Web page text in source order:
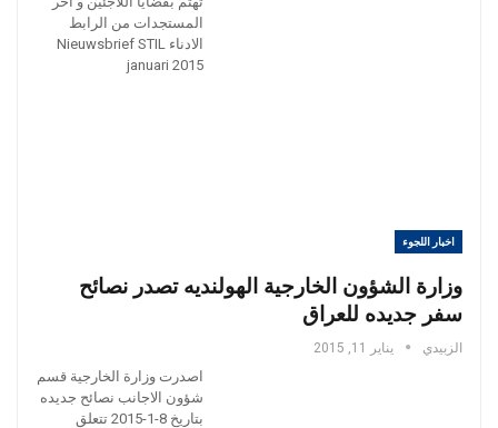
المستجدات من الرابط
الادناء Nieuwsbrief STIL
januari 2015
اخبار اللجوء
وزارة الشؤون الخارجية الهولنديه تصدر نصائح
سفر جديده للعراق
الزبيدي يناير 11, 2015
اصدرت وزارة الخارجية قسم
شؤون الاجانب نصائح جديده
بتاريخ 8-1-2015 تتعلق